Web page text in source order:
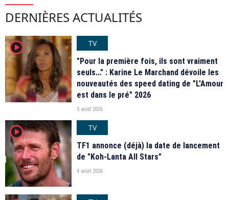
DERNIÈRES ACTUALITÉS
player2
TV
"Pour la première fois, ils sont vraiment
seuls…" : Karine Le Marchand dévoile les
nouveautés des speed dating de "L'Amour
est dans le pré" 2026
5 août 2026
player2
TV
TF1 annonce (déjà) la date de lancement
de "Koh-Lanta All Stars"
4 août 2026